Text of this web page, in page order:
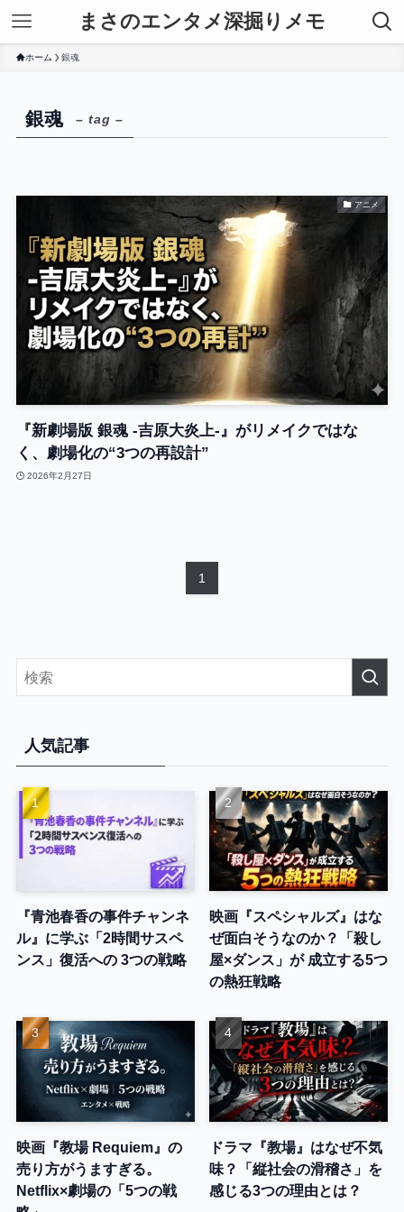
まさのエンタメ深掘りメモ
ホーム 銀魂
銀魂 – tag –
アニメ
『新劇場版 銀魂 -吉原大炎上-』がリメイクではな
く、劇場化の“3つの再設計”
2026年2月27日
1
人気記事
『青池春香の事件チャンネ
ル』に学ぶ「2時間サスペ
ンス」復活への 3つの戦略
映画『スペシャルズ』はな
ぜ面白そうなのか？「殺し
屋×ダンス」が 成立する5つ
の熱狂戦略
映画『教場 Requiem』の
売り方がうますぎる。
Netflix×劇場の「5つの戦
ドラマ『教場』はなぜ不気
味？「縦社会の滑稽さ」を
感じる3つの理由とは？